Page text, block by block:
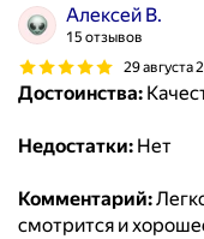
Алексей В.
15 отзывов
29 августа
Достоинства:
Недостатки: Нет
Комментарий:
смотрится и